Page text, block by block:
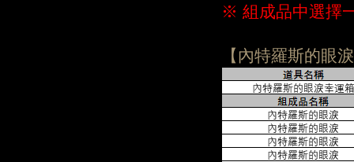
※ 組成品中選擇
【內特羅斯的眼